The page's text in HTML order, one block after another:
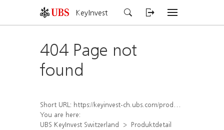
KeyInvest
404 Page not
found
Short URL: https://keyinvest-ch.ubs.com/produkt/detail/index/isin/CH1563450357
You are here:
UBS KeyInvest Switzerland
Produktdetail